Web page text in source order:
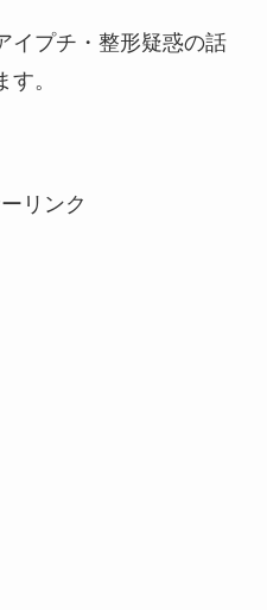
イプチ・整形疑惑の話
。
リンク